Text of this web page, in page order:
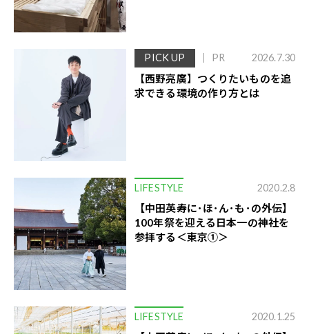
PICK UP PR 2026.7.30
【西野亮廣】つくりたいものを追
求できる環境の作り方とは
LIFESTYLE 2020.2.8
【中田英寿に･ほ･ん･も･の外伝】
100年祭を迎える日本一の神社を
参拝する＜東京①＞
LIFESTYLE 2020.1.25